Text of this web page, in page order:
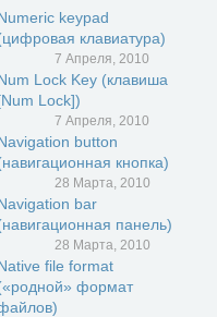
keypad
клавиатура)
7 Апреля, 2010
Lock Key (клавиша
Lock])
7 Апреля, 2010
button
кнопка)
28 Марта, 2010
bar
панель)
28 Марта, 2010
file format
формат